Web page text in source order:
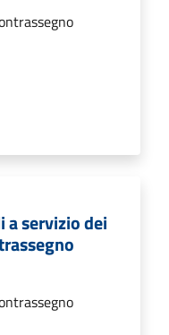
a servizio dei